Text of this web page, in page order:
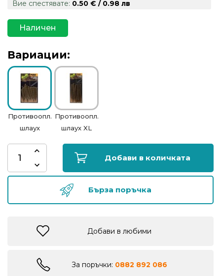
риболов
Куки
за
риболов
Дрехи
риболов
Къмпинг
Лодки
Изкуствени
поводи
Вие спестявате: 0.50 € / 0.98 лв
Наличен
Вариации:
Противоопл.
шлаух
Противоопл.
шлаух XL
Добави в количката
Бърза поръчка
Добави в любими
За поръчки: 0882 892 086